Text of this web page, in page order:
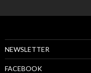
NEWSLETTER
FACEBOOK